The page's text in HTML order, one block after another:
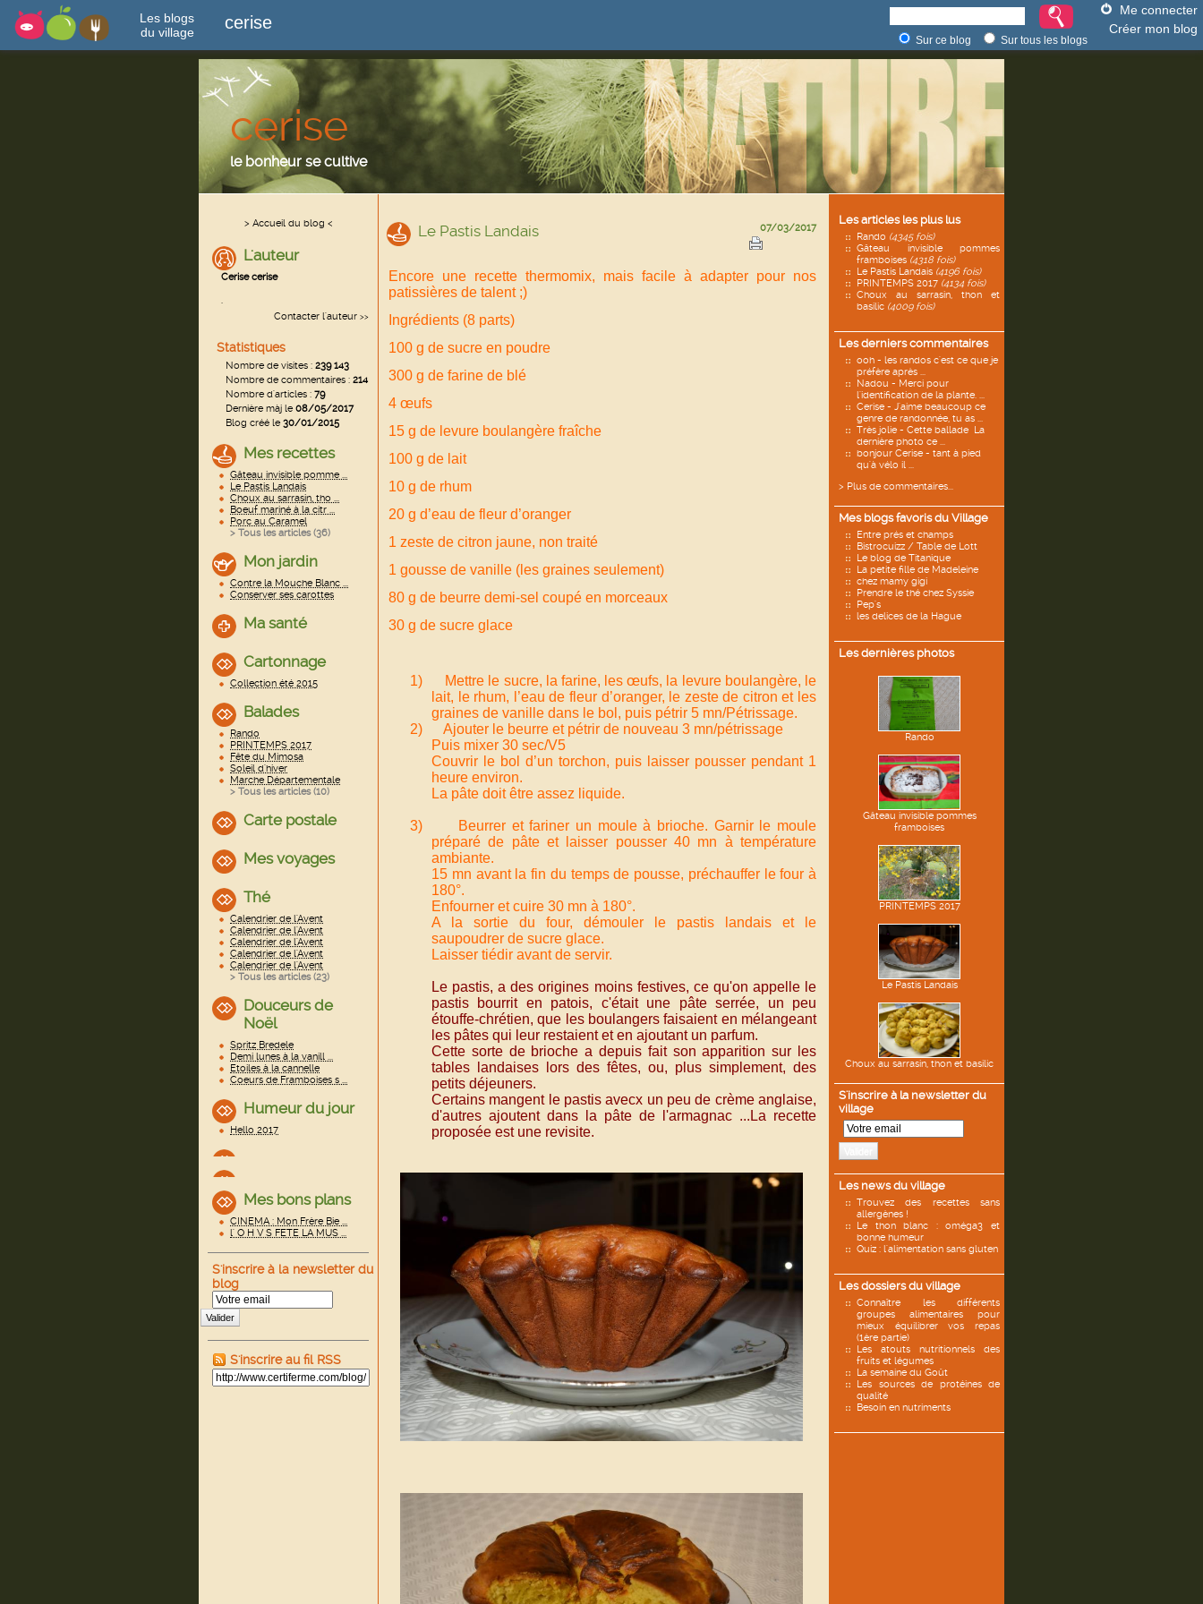
Les blogs
du village
cerise
Me connecter
Créer mon blog
Sur ce blog Sur tous les blogs
cerise
le bonheur se cultive
Les articles les plus lus
Rando (4345 fois)
Gâteau invisible pommes
framboises (4318 fois)
Le Pastis Landais (4196 fois)
PRINTEMPS 2017 (4134 fois)
Choux au sarrasin, thon et
basilic (4009 fois)
Les derniers commentaires
ooh - les randos c'est ce que je
préfère après ...
Nadou - Merci pour
l'identification de la plante. ...
Cerise - J'aime beaucoup ce
genre de randonnée, tu as ...
Très jolie - Cette ballade La
dernière photo ce ...
bonjour Cerise - tant à pied
qu'à vélo il ...
> Plus de commentaires...
Mes blogs favoris du Village
Entre prés et champs
Bistrocuizz / Table de Lott
Le blog de Titanique
La petite fille de Madeleine
chez mamy gigi
Prendre le thé chez Syssie
Pep's
les delices de la Hague
Les dernières photos
Rando
Gâteau invisible pommes
framboises
PRINTEMPS 2017
Le Pastis Landais
Choux au sarrasin, thon et basilic
S'inscrire à la newsletter du
village
Les news du village
Trouvez des recettes sans
allergènes !
Le thon blanc : oméga3 et
bonne humeur
Quiz : l'alimentation sans gluten
Les dossiers du village
Connaître les différents
groupes alimentaires pour
mieux équilibrer vos repas
(1ère partie)
Les atouts nutritionnels des
fruits et légumes
La semaine du Goût
Les sources de protéines de
qualité
Besoin en nutriments
> Accueil du blog <
L'auteur
Cerise cerise
.
Contacter l'auteur >>
Statistiques
Nombre de visites : 239 143
Nombre de commentaires : 214
Nombre d'articles : 79
Dernière màj le08/05/2017
Blog créé le30/01/2015
Mes recettes
Gâteau invisible pomme ...
Le Pastis Landais
Choux au sarrasin, tho ...
Boeuf mariné à la citr ...
Porc au Caramel
> Tous les articles (36)
Mon jardin
Contre la Mouche Blanc ...
Conserver ses carottes
Ma santé
Cartonnage
Collection été 2015
Balades
Rando
PRINTEMPS 2017
Fête du Mimosa
Soleil d'hiver
Marche Départementale
> Tous les articles (10)
Carte postale
Mes voyages
Thé
Calendrier de l'Avent
Calendrier de l'Avent
Calendrier de l'Avent
Calendrier de l'Avent
Calendrier de l'Avent
> Tous les articles (23)
Douceurs de
Noël
Spritz Bredele
Demi lunes à la vanill ...
Etoiles à la cannelle
Coeurs de Framboises s ...
Humeur du jour
Hello 2017
Mes bons plans
CINEMA : Mon Frère Bie ...
l' O H V S FETE LA MUS ...
S'inscrire à la newsletter du
blog
Valider
S'inscrire au fil RSS
Le Pastis Landais 07/03/2017
Encore une recette thermomix, mais facile à adapter pour nos
patissières de talent ;)
Ingrédients (8 parts)
100 g de sucre en poudre
300 g de farine de blé
4 œufs
15 g de levure boulangère fraîche
100 g de lait
10 g de rhum
20 g d’eau de fleur d’oranger
1 zeste de citron jaune, non traité
1 gousse de vanille (les graines seulement)
80 g de beurre demi-sel coupé en morceaux
30 g de sucre glace
1) Mettre le sucre, la farine, les œufs, la levure boulangère, le
lait, le rhum, l’eau de fleur d’oranger, le zeste de citron et les
graines de vanille dans le bol, puis pétrir 5 mn/Pétrissage.
2) Ajouter le beurre et pétrir de nouveau 3 mn/pétrissage
Puis mixer 30 sec/V5
Couvrir le bol d’un torchon, puis laisser pousser pendant 1
heure environ.
La pâte doit être assez liquide.
3) Beurrer et fariner un moule à brioche. Garnir le moule
préparé de pâte et laisser pousser 40 mn à température
ambiante.
15 mn avant la fin du temps de pousse, préchauffer le four à
180°.
Enfourner et cuire 30 mn à 180°.
A la sortie du four, démouler le pastis landais et le
saupoudrer de sucre glace.
Laisser tiédir avant de servir.
Le pastis, a des origines moins festives, ce qu'on appelle le
pastis bourrit en patois, c'était une pâte serrée, un peu
étouffe-chrétien, que les boulangers faisaient en mélangeant
les pâtes qui leur restaient et en ajoutant un parfum.
Cette sorte de brioche a depuis fait son apparition sur les
tables landaises lors des fêtes, ou, plus simplement, des
petits déjeuners.
Certains mangent le pastis avecx un peu de crème anglaise,
d'autres ajoutent dans la pâte de l'armagnac ...La recette
proposée est une revisite.